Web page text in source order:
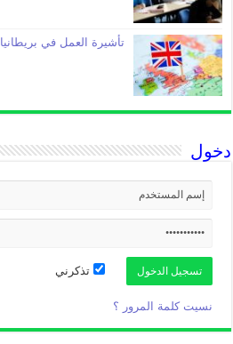
تأشيرة العمل في بريطانيا
دخول
تذكرني
نسيت كلمة المرور ؟